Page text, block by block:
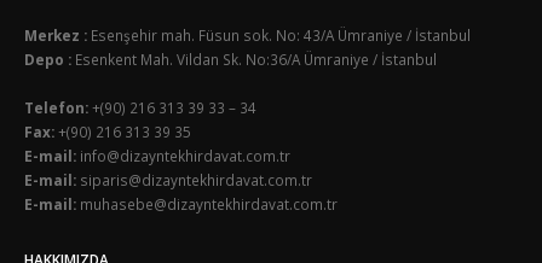
Merkez : Esenşehir mah. Füsun sok. No: 43/A Ümraniye / İstanbul
Depo : Esenkent Mah. Vildan Sk. No:36/A Ümraniye / İstanbul
Telefon:+(90) 216 313 39 33 – 34
Fax:+(90) 216 313 39 35
E-mail: info@dizayntekhirdavat.com.tr
E-mail: siparis@dizayntekhirdavat.com.tr
E-mail: muhasebe@dizayntekhirdavat.com.tr